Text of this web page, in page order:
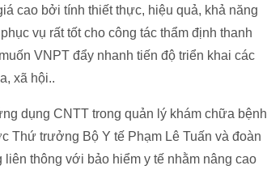
cao bởi tính thiết thực, hiệu quả, khả năng
vụ rất tốt cho công tác thẩm định thanh
VNPT đẩy nhanh tiến độ triển khai các
xã hội..
dụng CNTT trong quản lý khám chữa bệnh
Thứ trưởng Bộ Y tế Phạm Lê Tuấn và đoàn
thông với bảo hiểm y tế nhằm nâng cao